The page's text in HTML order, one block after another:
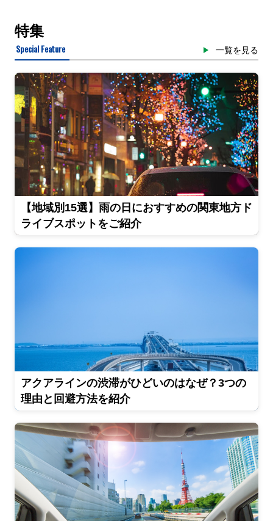
特集
Special Feature 一覧を見る
【地域別15選】雨の日におすすめの関東地方ド
ライブスポットをご紹介
アクアラインの渋滞がひどいのはなぜ？3つの
理由と回避方法を紹介